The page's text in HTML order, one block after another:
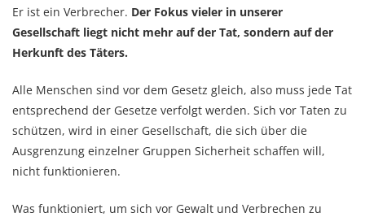
Er ist ein Verbrecher. Der Fokus vieler in unserer
Gesellschaft liegt nicht mehr auf der Tat, sondern auf der
Herkunft des Täters.
Alle Menschen sind vor dem Gesetz gleich, also muss jede Tat
entsprechend der Gesetze verfolgt werden. Sich vor Taten zu
schützen, wird in einer Gesellschaft, die sich über die
Ausgrenzung einzelner Gruppen Sicherheit schaffen will,
nicht funktionieren.
Was funktioniert, um sich vor Gewalt und Verbrechen zu